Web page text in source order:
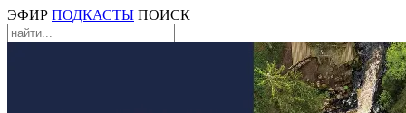
ЭФИР ПОДКАСТЫ ПОИСК